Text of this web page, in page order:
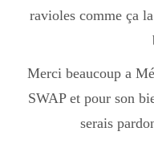
ravioles comme ça
Merci beaucoup a
SWAP et pour son
serais